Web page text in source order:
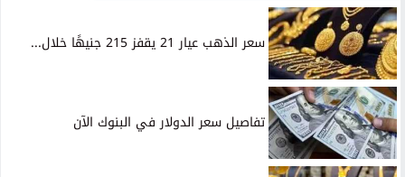
سعر الذهب عيار 21 يقفز 215 جنيهًا خلال...
تفاصيل سعر الدولار في البنوك الآن